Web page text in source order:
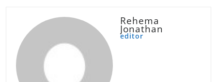
Rehema
Jonathan
editor